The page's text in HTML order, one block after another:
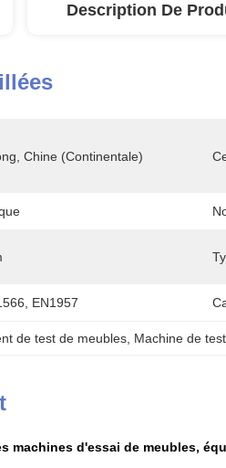
Description De
Chine (continentale)
EN1957
de test de meubles, Machine de
machines d'essai de meubles,